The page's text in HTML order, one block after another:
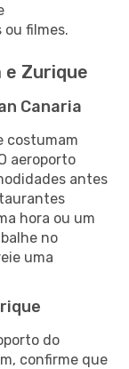
filmes.
e Zurique
Canaria
costumam
aeroporto
antes
hora ou um
no
uma
do
confirme que